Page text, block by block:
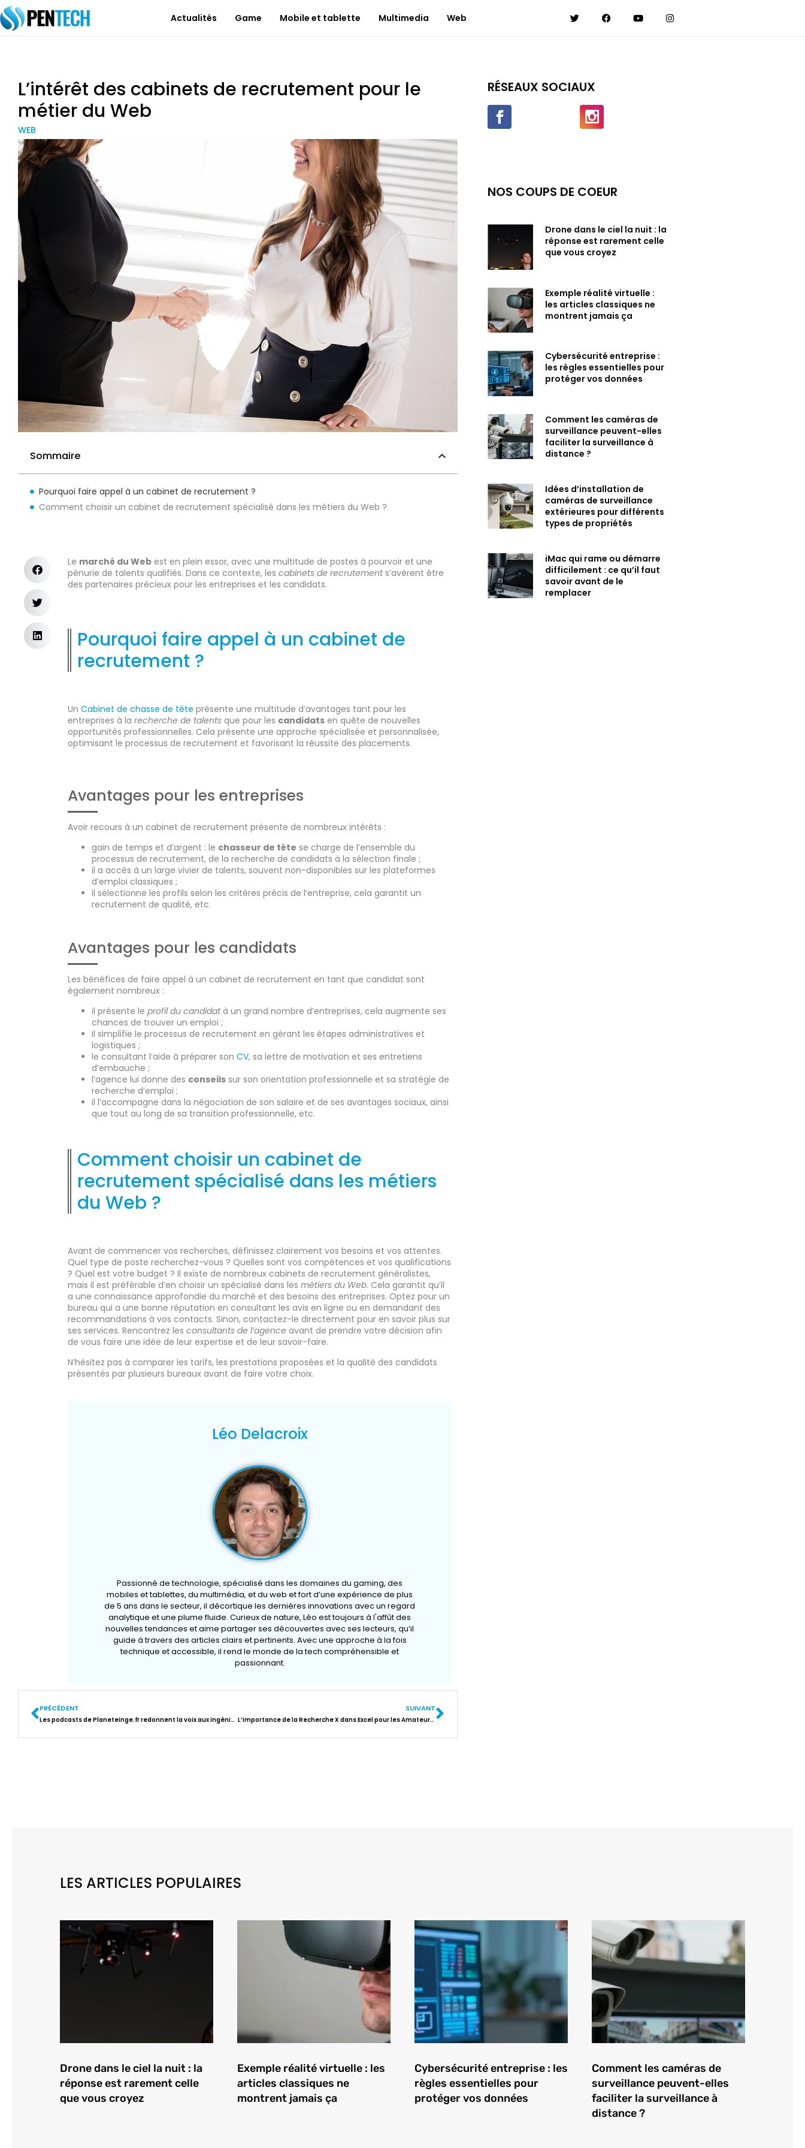
Actualités Game Mobile et tablette Multimedia Web
L’intérêt des cabinets de recrutement pour le
métier du Web
WEB
Sommaire
Pourquoi faire appel à un cabinet de recrutement ?
Comment choisir un cabinet de recrutement spécialisé dans les métiers du Web ?
Le marché du Web est en plein essor, avec une multitude de postes à pourvoir et une
pénurie de talents qualifiés. Dans ce contexte, lescabinets de recrutements’avèrent être
des partenaires précieux pour les entreprises et les candidats.
Pourquoi faire appel à un cabinet de
recrutement ?
UnCabinet de chasse de tête présente une multitude d’avantages tant pour les
entreprises à larecherche de talents que pour les candidats en quête de nouvelles
opportunités professionnelles. Cela présente une approche spécialisée et personnalisée,
optimisant le processus de recrutement et favorisant la réussite des placements.
Avantages pour les entreprises
Avoir recours à un cabinet de recrutement présente de nombreux intérêts :
gain de temps et d’argent : le chasseur de tête se charge de l’ensemble du
processus de recrutement, de la recherche de candidats à la sélection finale ;
il a accès à un large vivier de talents, souvent non-disponibles sur les plateformes
d’emploi classiques ;
il sélectionne les profils selon les critères précis de l’entreprise, cela garantit un
recrutement de qualité, etc.
Avantages pour les candidats
Les bénéfices de faire appel à un cabinet de recrutement en tant que candidat sont
également nombreux :
il présente leprofil du candidatà un grand nombre d’entreprises, cela augmente ses
chances de trouver un emploi ;
il simplifie le processus de recrutement en gérant les étapes administratives et
logistiques ;
le consultant l’aide à préparer sonCV, sa lettre de motivation et ses entretiens
d’embauche ;
l’agence lui donne des conseils sur son orientation professionnelle et sa stratégie de
recherche d’emploi ;
il l’accompagne dans la négociation de son salaire et de ses avantages sociaux, ainsi
que tout au long de sa transition professionnelle, etc.
Comment choisir un cabinet de
recrutement spécialisé dans les métiers
du Web ?
Avant de commencer vos recherches, définissez clairement vos besoins et vos attentes.
Quel type de poste recherchez-vous ? Quelles sont vos compétences et vos qualifications
? Quel est votre budget ? Il existe de nombreux cabinets de recrutement généralistes,
mais il est préférable d’en choisir un spécialisé dans lesmétiers du Web. Cela garantit qu’il
a une connaissance approfondie du marché et des besoins des entreprises. Optez pour un
bureau qui a une bonne réputation en consultant les avis en ligne ou en demandant des
recommandations à vos contacts. Sinon, contactez-le directement pour en savoir plus sur
ses services. Rencontrez lesconsultants de l’agence avant de prendre votre décision afin
de vous faire une idée de leur expertise et de leur savoir-faire.
N’hésitez pas à comparer les tarifs, les prestations proposées et la qualité des candidats
présentés par plusieurs bureaux avant de faire votre choix.
Léo Delacroix
Passionné de technologie, spécialisé dans les domaines du gaming, des
mobiles et tablettes, du multimédia, et du web et fort d’une expérience de plus
de 5 ans dans le secteur, il décortique les dernières innovations avec un regard
analytique et une plume fluide. Curieux de nature, Léo est toujours à l'affût des
nouvelles tendances et aime partager ses découvertes avec ses lecteurs, qu’il
guide à travers des articles clairs et pertinents. Avec une approche à la fois
technique et accessible, il rend le monde de la tech compréhensible et
passionnant.
PRÉCÉDENT
Les podcasts de Planeteinge.fr redonnent la voix aux ingénieurs
SUIVANT
L’importance de la Recherche X dans Excel pour les Amateurs de High-Tech
RÉSEAUX SOCIAUX
NOS COUPS DE COEUR
Drone dans le ciel la nuit : la
réponse est rarement celle
que vous croyez
Exemple réalité virtuelle :
les articles classiques ne
montrent jamais ça
Cybersécurité entreprise :
les règles essentielles pour
protéger vos données
Comment les caméras de
surveillance peuvent-elles
faciliter la surveillance à
distance ?
Idées d’installation de
caméras de surveillance
extérieures pour différents
types de propriétés
iMac qui rame ou démarre
difficilement : ce qu’il faut
savoir avant de le
remplacer
LES ARTICLES POPULAIRES
Drone dans le ciel la nuit : la
réponse est rarement celle
que vous croyez
Exemple réalité virtuelle : les
articles classiques ne
montrent jamais ça
Cybersécurité entreprise : les
règles essentielles pour
protéger vos données
Comment les caméras de
surveillance peuvent-elles
faciliter la surveillance à
distance ?